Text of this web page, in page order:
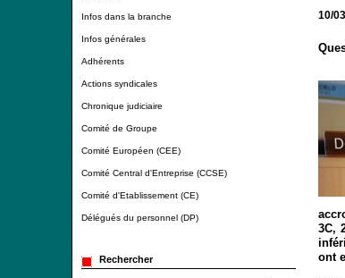
Infos dans la branche
Infos générales
Adhérents
Actions syndicales
Chronique judiciaire
Comité de Groupe
Comité Européen (CEE)
Comité Central d'Entreprise (CCSE)
Comité d'Etablissement (CE)
Délégués du personnel (DP)
Rechercher
10/
3C,
ont